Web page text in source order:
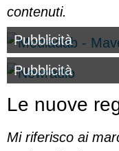
contenuti.
Pubblicità
Pubblicità
Le nuove
Mi riferisco ai